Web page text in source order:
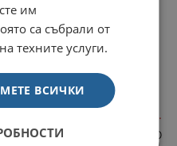
flexi Classic М - въже,
автоматичен повод за
куче, 5 метра до 20 кг
Въже
Черно
12.73 24.90 ЛВ.
Размер: 5 метра до 20
им
са събрали от
техните услуги.
ВСИЧКИ